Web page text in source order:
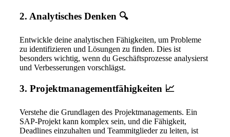
2. Analytisches Denken 🔍
Entwickle deine analytischen Fähigkeiten, um Probleme
zu identifizieren und Lösungen zu finden. Dies ist
besonders wichtig, wenn du Geschäftsprozesse analysierst
und Verbesserungen vorschlägst.
3. Projektmanagementfähigkeiten 📈
Verstehe die Grundlagen des Projektmanagements. Ein
SAP-Projekt kann komplex sein, und die Fähigkeit,
Deadlines einzuhalten und Teammitglieder zu leiten, ist